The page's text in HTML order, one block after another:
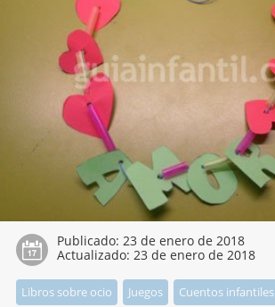
Publicado: 23 de enero de 2018
Actualizado: 23 de enero de 2018
Libros sobre ocio Juegos Cuentos infantiles